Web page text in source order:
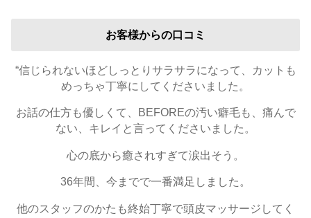
お客様からの口コミ
“信じられないほどしっとりサラサラになって、カットも
めっちゃ丁寧にしてくださいました。
お話の仕方も優しくて、BEFOREの汚い癖毛も、痛んで
ない、キレイと言ってくださいました。
心の底から癒されすぎて涙出そう。
36年間、今までで一番満足しました。
他のスタッフのかたも終始丁寧で頭皮マッサージしてく